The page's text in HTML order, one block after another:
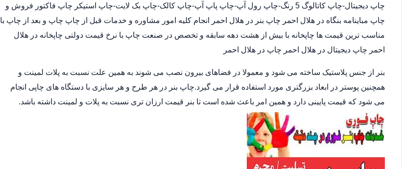
چاپ دیجیتال-چاپ کاتالوگ 5 رنگ-چاپ رول آپ-چاپ پاپ آپ-چاپ کالک-چاپ بک لایت-چاپ استیکر چاپ فاکتور فروش و
چاپ مباینامه بنگاه در هلال احمر چاپ بنر در هلال احمر انجام کلیه امور مشاوره و خدمات قبل از چاپ چاپ و بعد از چاپ با
مناسب ترین قیمت ها چاپخانه با بیش از هشت دهه سابقه و تخصص در صنعت چاپ با نرخ قیمت دولتی چاپخانه در هلال
احمر چاپ دیجیتال در هلال احمر چاپ در هلال احمر
بنر از جنس پلاستیک ساخته می شود و معمولا در فضاهای بیرون نصب می شوند به همین علت نسبت به پلات لمینت و
همچنین پوستر در ابعاد بزرگتری مورد استفاده قرار می گیرد.چاپ بنر در هر طرح و هر سایزی با دستگاه های چاپی انجام
می شود که قیمت پایینی دارد و همین امر باعث شده است تا بنر قیمت ارزان تری نسبت به پلات و لمینت داشته باشد.